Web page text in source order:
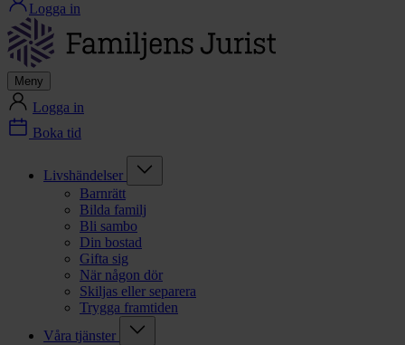
Logga in
Meny
Logga in
Boka tid
Livshändelser
Barnrätt
Bilda familj
Bli sambo
Din bostad
Gifta sig
När någon dör
Skiljas eller separera
Trygga framtiden
Våra tjänster